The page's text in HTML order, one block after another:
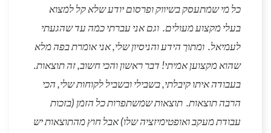
כל מי שמתעסק בשיווק ופרסום יודע שלא קל למצוא
בעלי מקצוע מעולים. וגם אני עברתי כמה עד שהגעתי
לעמיאל. ומתוך הידע והניסיון שלי, אני אומרת בפה מלא
שהוא מקצוען אמיתי! דבר ראשון והכי חשוב, זה תוצאות.
בעבודה איתו קיבלתי, בשבילי ובשביל לקוחות שלי, הכי
הרבה תוצאות. תוצאות שמשתפרות כל הזמן (בזכות
עבודת מעקב ואופטימיזציה שלו) אבל חוץ מהתוצאות יש